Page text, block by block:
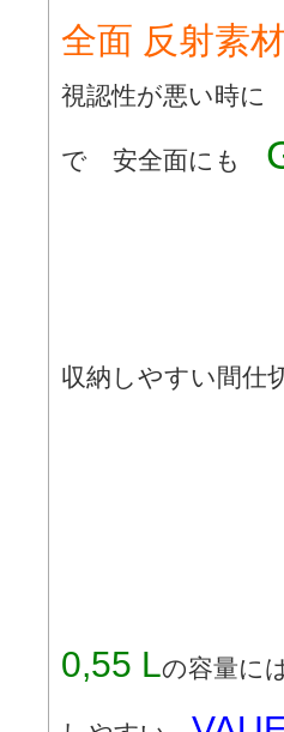
全面 反射素材
視認性が悪い時
で 安全面にも
収納しやすい間仕
0,55 Lの容量に